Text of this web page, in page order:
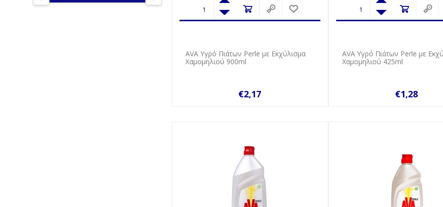
AVA Υγρό Πιάτων Perle με Εκχύλισμα
Χαμομηλιού 900ml
€2,17
AVA Υγρό Πιάτων Perle με
Χαμομηλιού 425ml
€1,28